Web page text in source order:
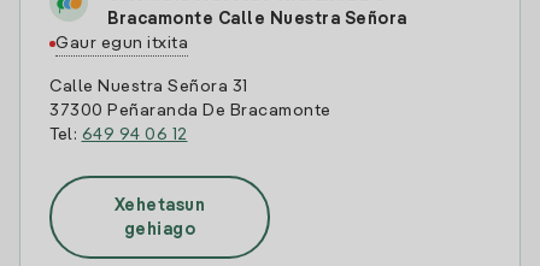
Bracamonte Calle Nuestra Señora
Gaur egun itxita
Calle Nuestra Señora 31
37300 Peñaranda De Bracamonte
Tel: 649 94 06 12
Xehetasun
gehiago